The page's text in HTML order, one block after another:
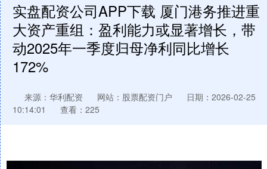
实盘配资公司APP下载 厦门港务推进重
大资产重组：盈利能力或显著增长，带
动2025年一季度归母净利同比增长
172%
来源：华利配资 网站：股票配资门户
日期：2026-02-25
10:14:01
查看：225